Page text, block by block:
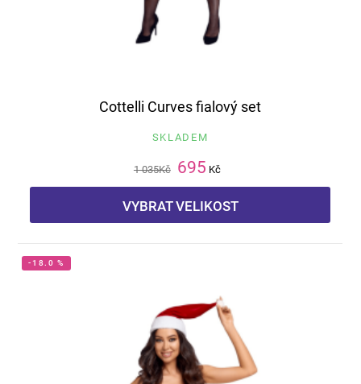
Cottelli Curves fialový set
SKLADEM
1 035Kč 695 Kč
VYBRAT VELIKOST
-18.0 %